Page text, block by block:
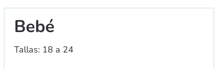
Bebé
Tallas: 18 a 24